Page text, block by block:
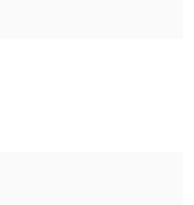
hãng gây ấn tượng với